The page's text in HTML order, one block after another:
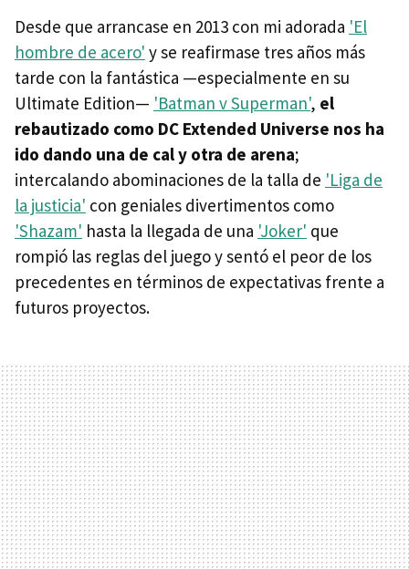
Desde que arrancase en 2013 con mi adorada 'El
hombre de acero' y se reafirmase tres años más
tarde con la fantástica —especialmente en su
Ultimate Edition— 'Batman v Superman', el
rebautizado como DC Extended Universe nos ha
ido dando una de cal y otra de arena;
intercalando abominaciones de la talla de 'Liga de
la justicia' con geniales divertimentos como
'Shazam' hasta la llegada de una 'Joker' que
rompió las reglas del juego y sentó el peor de los
precedentes en términos de expectativas frente a
futuros proyectos.